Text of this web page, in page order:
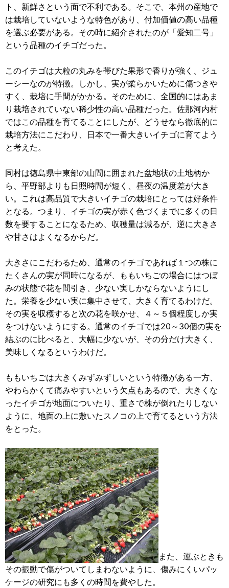
ト、新鮮さという面で不利である。そこで、本州の産地で
は栽培していないような特色があり、付加価値の高い品種
を選ぶ必要がある。その時に紹介されたのが「愛知二号」
という品種のイチゴだった。
このイチゴは大粒の丸みを帯びた果形で香りが強く、ジュ
ーシーなのが特徴。しかし、実が柔らかいために傷つきや
すく、栽培に手間がかかる。そのために、全国的にはあま
り栽培されていない稀少性の高い品種だった。佐那河内村
ではこの品種を育てることにしたが、どうせなら徹底的に
栽培方法にこだわり、日本で一番大きいイチゴに育てよう
と考えた。
同村は徳島県中東部の山間に囲まれた盆地状の土地柄か
ら、平野部よりも日照時間が短く、昼夜の温度差が大き
い。これは高品質で大きいイチゴの栽培にとっては好条件
となる。つまり、イチゴの実が赤く色づくまでに多くの日
数を要することになるため、収穫量は減るが、逆に大きさ
や甘さはよくなるからだ。
大きさにこだわるため、通常のイチゴであれば１つの株に
たくさんの実が同時になるが、ももいちごの場合にはつぼ
みの状態で花を間引き、少ない実しかならないようにし
た。栄養を少ない実に集中させて、大きく育てるわけだ。
その実を収穫すると次の花を咲かせ、４～５個程度しか実
をつけないようにする。通常のイチゴでは20～30個の実を
結ぶのに比べると、大幅に少ないが、その分だけ大きく、
美味しくなるというわけだ。
ももいちごは大きくみずみずしいという特徴がある一方、
やわらかくて痛みやすいという欠点もあるので、大きくな
ったイチゴが地面についたり、重さで株が倒れたりしない
ように、地面の上に敷いたスノコの上で育てるという方法
をとった。
また、運ぶときも
その振動で傷がついてしまわないように、傷みにくいパッ
ケージの研究にも多くの時間を費やした。